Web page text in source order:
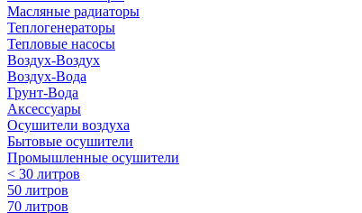
Масляные радиаторы
Теплогенераторы
Тепловые насосы
Воздух-Воздух
Воздух-Вода
Грунт-Вода
Аксессуары
Осушители воздуха
Бытовые осушители
Промышленные осушители
< 30 литров
50 литров
70 литров